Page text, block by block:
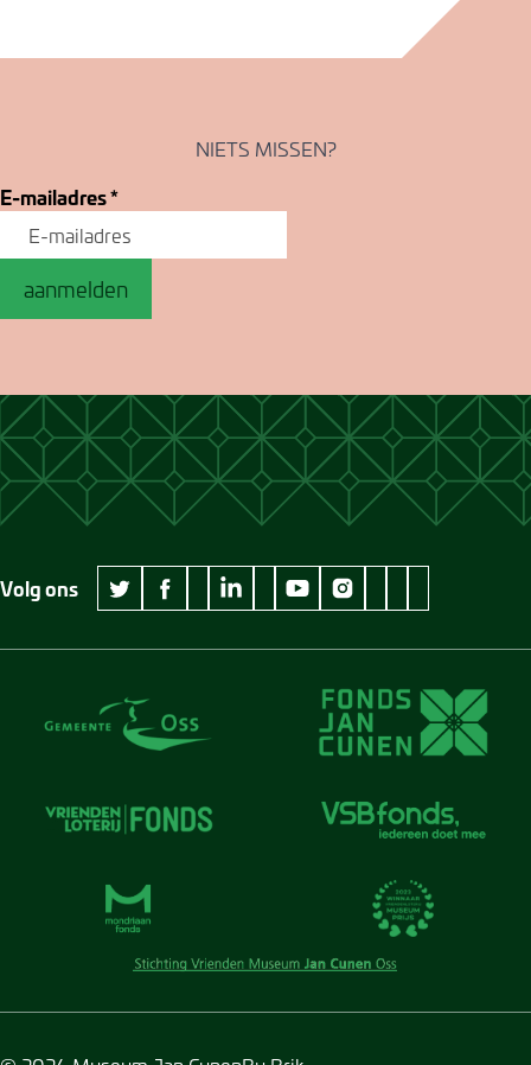
NIETS MISSEN?
E-mailadres*
aanmelden
Volg ons
twitter Museum Jan Cunen
facebook Museum Jan Cunen
wikipedia Museum Jan Cunen
linkedin Museum Jan Cunen
googleplus Museum Jan Cunen
youtube Museum Jan Cunen
instagram Museum